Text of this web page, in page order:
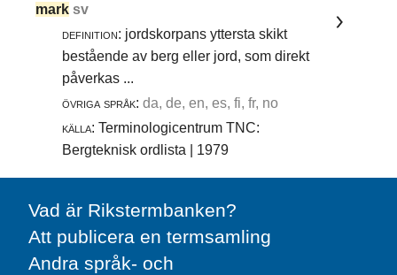
mark sv
definition: jordskorpans yttersta skikt
bestående av berg eller jord, som direkt
påverkas ...
övriga språk: da, de, en, es, fi, fr, no
källa: Terminologicentrum TNC:
Bergteknisk ordlista | 1979
Vad är Rikstermbanken?
Att publicera en termsamling
Andra språk- och